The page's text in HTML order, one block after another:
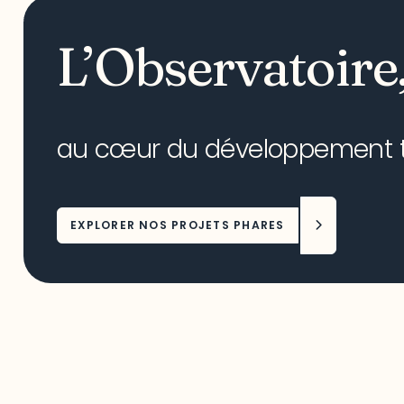
au cœur du développement
EXPLORER NOS PROJETS PHARES